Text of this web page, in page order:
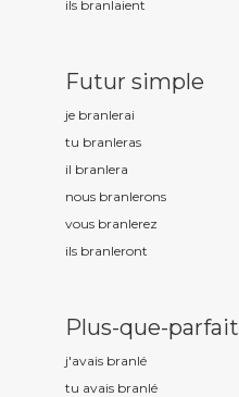
ils branlaient
Futur simple
je branlerai
tu branleras
il branlera
nous branlerons
vous branlerez
ils branleront
Plus-que-parfait
j'avais branlé
tu avais branlé